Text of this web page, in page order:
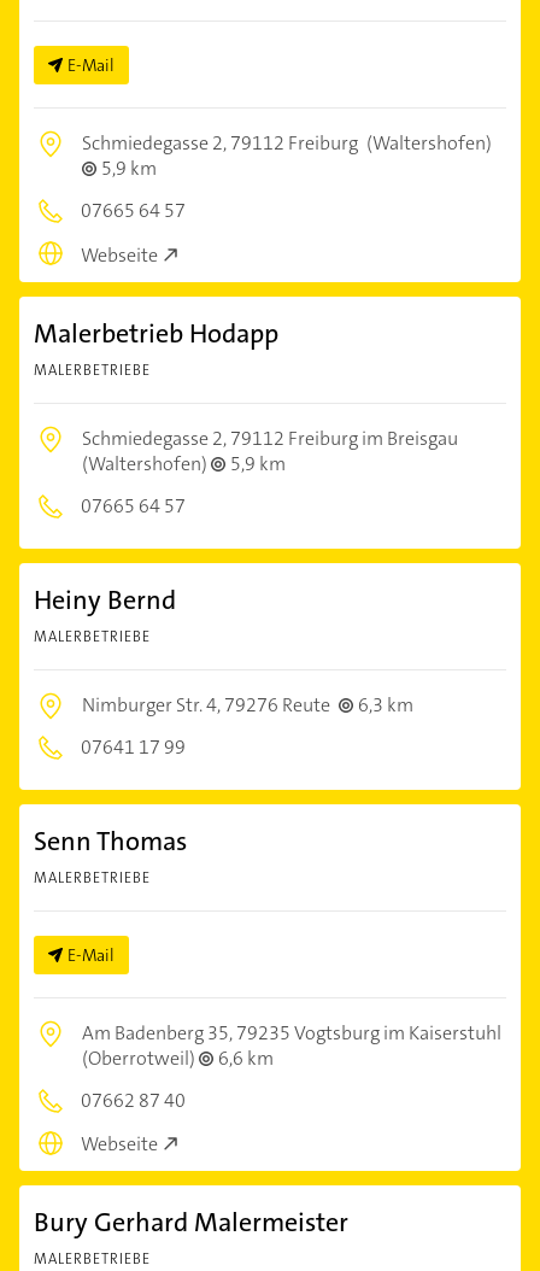
E-Mail
Schmiedegasse 2,79112 Freiburg (Waltershofen)
5,9 km
07665 64 57
Webseite
Malerbetrieb Hodapp
MALERBETRIEBE
Schmiedegasse 2,79112 Freiburg im Breisgau
(Waltershofen)
5,9 km
07665 64 57
Heiny Bernd
MALERBETRIEBE
Nimburger Str. 4,79276 Reute
6,3 km
07641 17 99
Senn Thomas
MALERBETRIEBE
E-Mail
Am Badenberg 35,79235 Vogtsburg im Kaiserstuhl
(Oberrotweil)
6,6 km
07662 87 40
Webseite
Bury Gerhard Malermeister
MALERBETRIEBE